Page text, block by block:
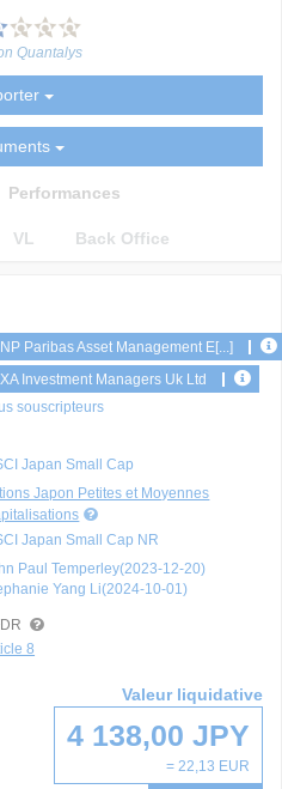
Quantalys
Performances
VL Back Office
Paribas Asset Management E[...]
Investment Managers Uk Ltd
souscripteurs
Japan Small Cap
Japon Petites et Moyennes
Japan Small Cap NR
Paul Temperley(2023-12-20)
Yang Li(2024-10-01)
8
Valeur liquidative
4 138,00 JPY
= 22,13 EUR